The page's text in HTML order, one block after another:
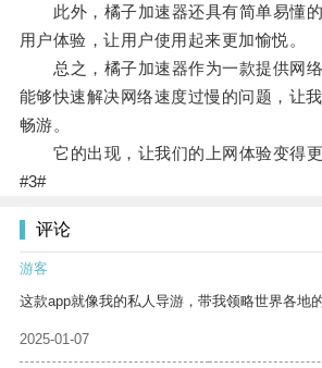
此外，橘子加速器还具有简单易懂的
用户体验，让用户使用起来更加愉悦。
总之，橘子加速器作为一款提供网络
能够快速解决网络速度过慢的问题，让
畅游。
它的出现，让我们的上网体验变得更
#3#
评论
游客
这款app就像我的私人导游，带我领略世界各地的
2025-01-07